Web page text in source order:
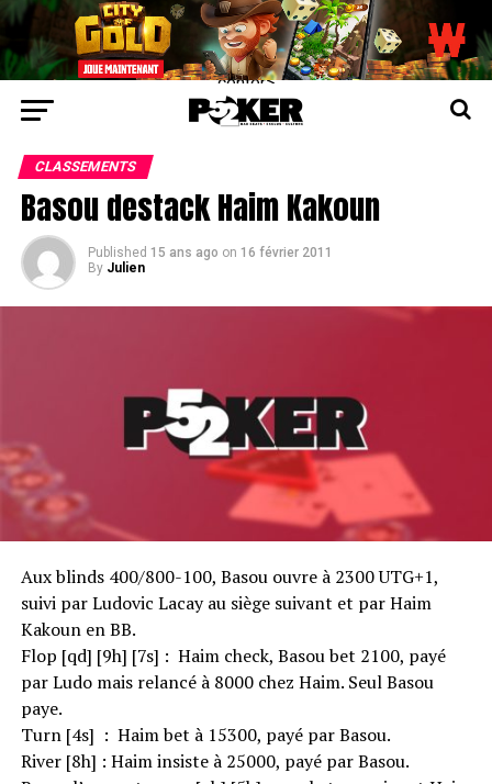
center>
CLASSEMENTS
Basou destack Haim Kakoun
Published 15 ans ago on 16 février 2011
By Julien
Aux blinds 400/800-100, Basou ouvre à 2300 UTG+1,
suivi par Ludovic Lacay au siège suivant et par Haim
Kakoun en BB.
Flop [qd] [9h] [7s] : Haim check, Basou bet 2100, payé
par Ludo mais relancé à 8000 chez Haim. Seul Basou
paye.
Turn [4s] : Haim bet à 15300, payé par Basou.
River [8h] : Haim insiste à 25000, payé par Basou.